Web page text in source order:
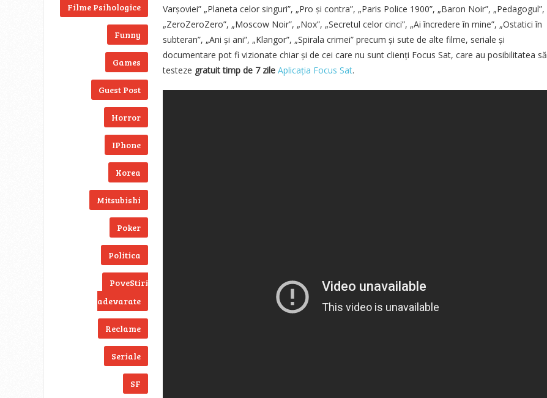
Filme Psihologice
Funny
Games
Guest Post
Horror
IPhone
Korea
Mitsubishi
Poker
Politica
PoveStiri
adevarate
Reclame
Seriale
SF
Varșoviei” „Planeta celor singuri”, „Pro și contra”, „Paris Police 1900”, „Baron Noir”, „Pedagogul”,
„ZeroZeroZero”, „Moscow Noir”, „Nox”, „Secretul celor cinci”, „Ai încredere în mine”, „Ostatici în
subteran”, „Ani și ani”, „Klangor”, „Spirala crimei” precum și sute de alte filme, seriale și
documentare pot fi vizionate chiar și de cei care nu sunt clienți Focus Sat, care au posibilitatea să
testeze gratuit timp de 7 zile Aplicația Focus Sat.